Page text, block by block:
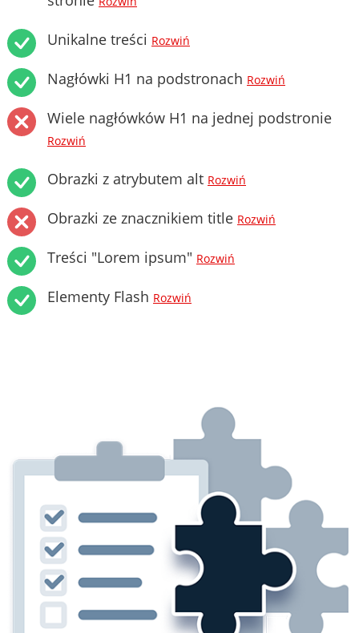
Unikalne treści Rozwiń
Nagłówki H1 na podstronach Rozwiń
Wiele nagłówków H1 na jednej podstronie
Rozwiń
Obrazki z atrybutem alt Rozwiń
Obrazki ze znacznikiem title Rozwiń
Treści "Lorem ipsum" Rozwiń
Elementy Flash Rozwiń